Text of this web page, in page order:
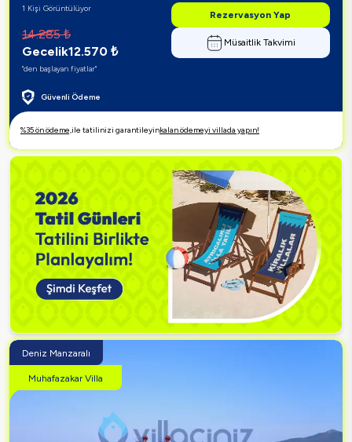
Güvenli Ödeme
14.285 ₺
Gecelik12.570 ₺
"den başlayan fiyatlar"
1 Kişi Görüntülüyor
Rezervasyon Yap
Müsaitlik Takvimi
%35 ön ödeme,ile tatilinizi garantileyinkalan ödemeyi villada yapın!
Deniz Manzaralı
Muhafazakar Villa